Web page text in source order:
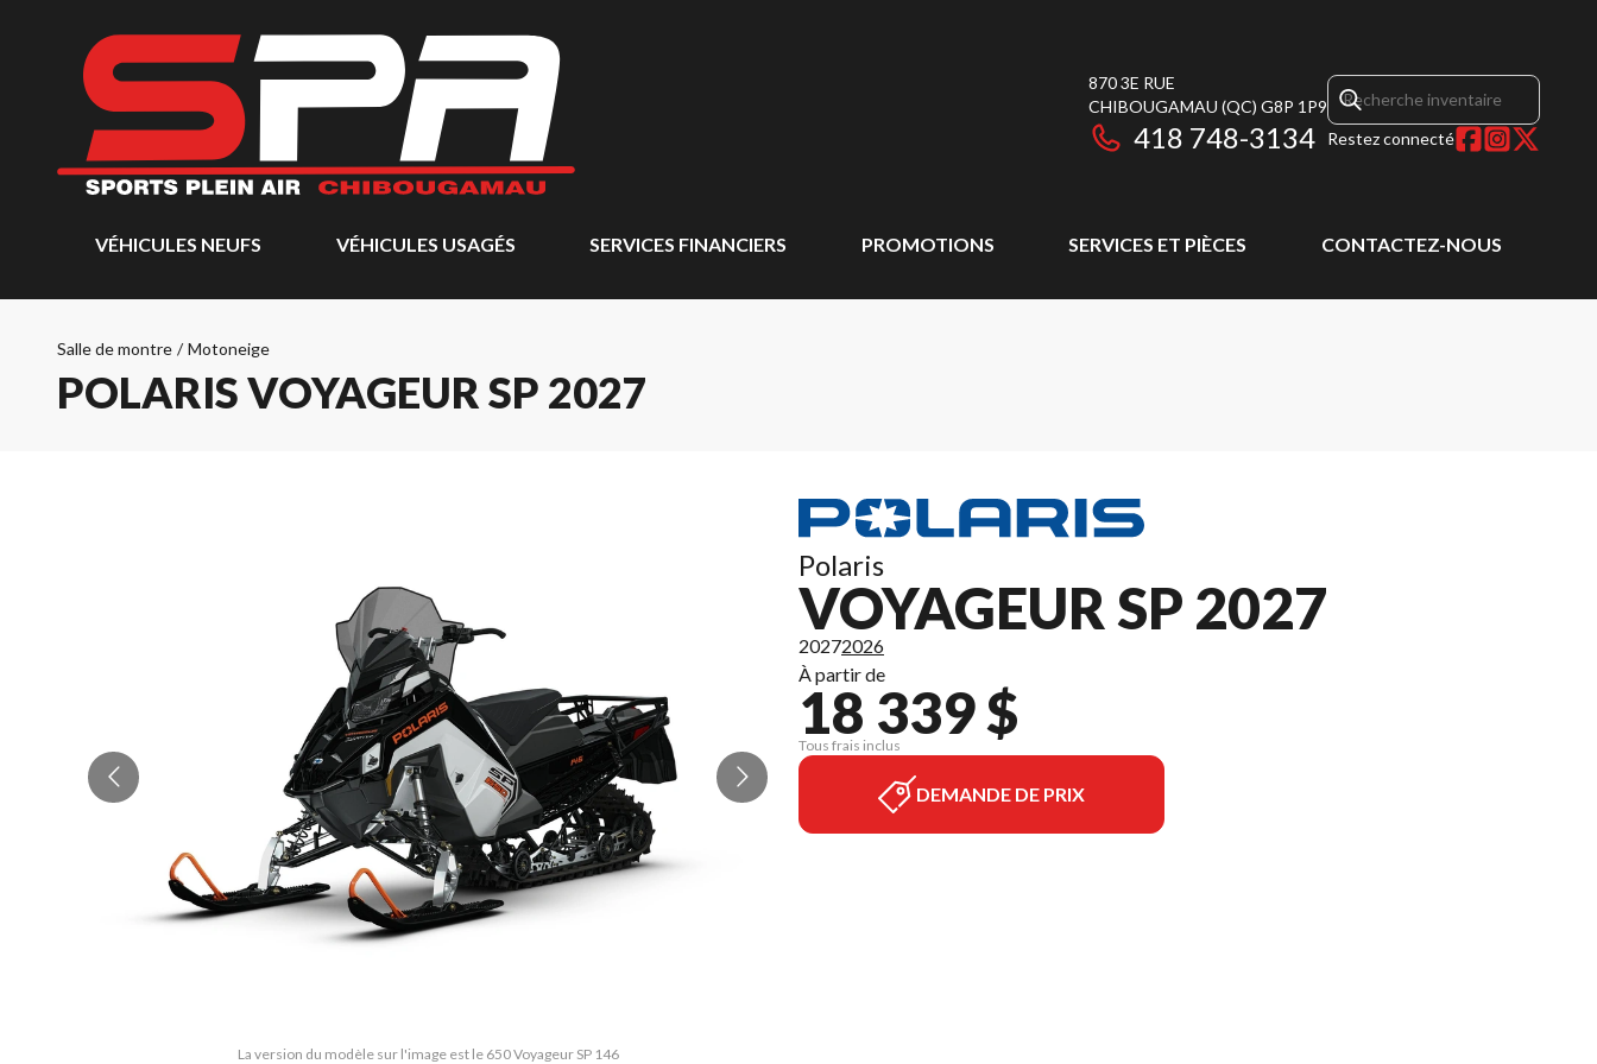
870 3E RUE
CHIBOUGAMAU (QC) G8P 1P9
418 748-3134 Restez connecté
VÉHICULES NEUFS VÉHICULES USAGÉS SERVICES FINANCIERS PROMOTIONS SERVICES ET PIÈCES CONTACTEZ-NOUS
Salle de montre / Motoneige
POLARIS VOYAGEUR SP 2027
La version du modèle sur l'image est le 650 Voyageur SP 146
Polaris
VOYAGEUR SP 2027
20272026
À partir de
18 339 $
Tous frais inclus
DEMANDE DE PRIX